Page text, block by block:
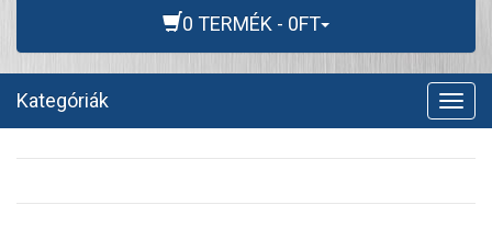
0 TERMÉK - 0FT
Kategóriák